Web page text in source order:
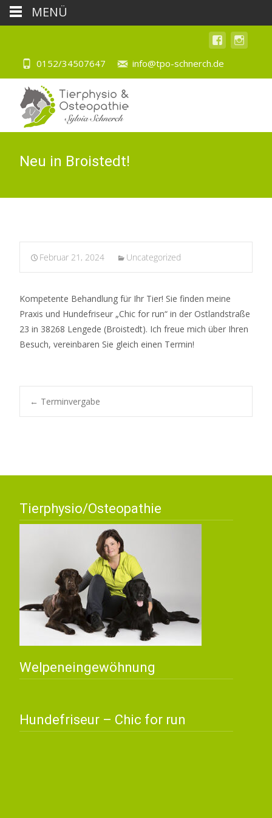
0152/34507647 info@tpo-schnerch.de
Neu in Broistedt!
Februar 21, 2024 Uncategorized
Kompetente Behandlung für Ihr Tier! Sie finden meine
Praxis und Hundefriseur „Chic for run“ in der Ostlandstraße
23 in 38268 Lengede (Broistedt). Ich freue mich über Ihren
Besuch, vereinbaren Sie gleich einen Termin!
Navigation
← Terminvergabe
Tierphysio/Osteopathie
Welpeneingewöhnung
Hundefriseur – Chic for run
MENÜ